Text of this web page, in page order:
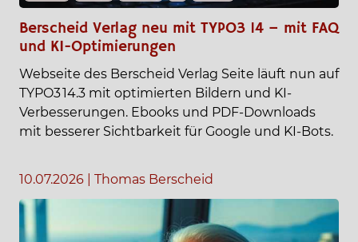
Berscheid Verlag neu mit TYPO3 14 – mit FAQ
und KI-Optimierungen
Webseite des Berscheid Verlag Seite läuft nun auf
TYPO3 14.3 mit optimierten Bildern und KI-
Verbesserungen. Ebooks und PDF-Downloads
mit besserer Sichtbarkeit für Google und KI-Bots.
10.07.2026 Thomas Berscheid